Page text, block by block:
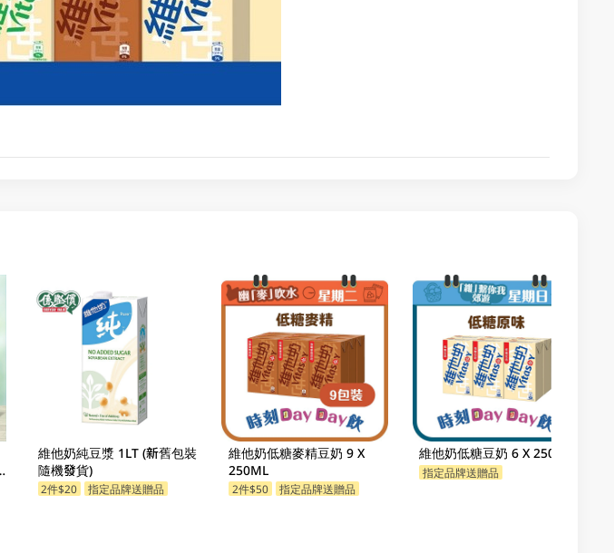
維他奶純豆漿 1LT (新舊包裝
隨機發貨)
2件$20 指定品牌送贈品
維他奶低糖麥精豆奶 9 X
250ML
2件$50 指定品牌送贈品
維他奶低糖豆奶 6 X 250ML
指定品牌送贈品